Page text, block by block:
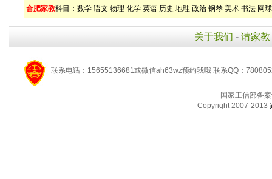
合肥家教科目： 数学 语文 物理 化学 英语 历史 地理 政治 钢琴 美术 书法 网球
关于我们 - 请家教
联系电话：15655136681或微信ah63wz预约我哦 联系QQ：
国家工信部备
Copyright 2007-2013